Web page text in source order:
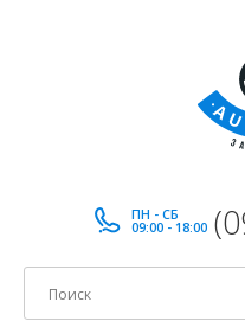
ПН - СБ
09:00 - 18:00